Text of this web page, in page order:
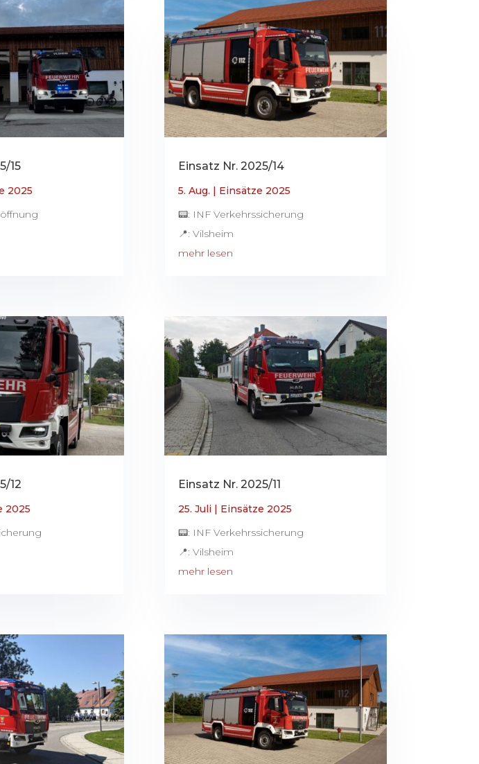
15
2025
12
2025
Einsatz Nr. 2025/14
5. Aug. | Einsätze 2025
📟: INF Verkehrssicherung
📍: Vilsheim
mehr lesen
Einsatz Nr. 2025/11
25. Juli | Einsätze 2025
📟: INF Verkehrssicherung
📍: Vilsheim
mehr lesen